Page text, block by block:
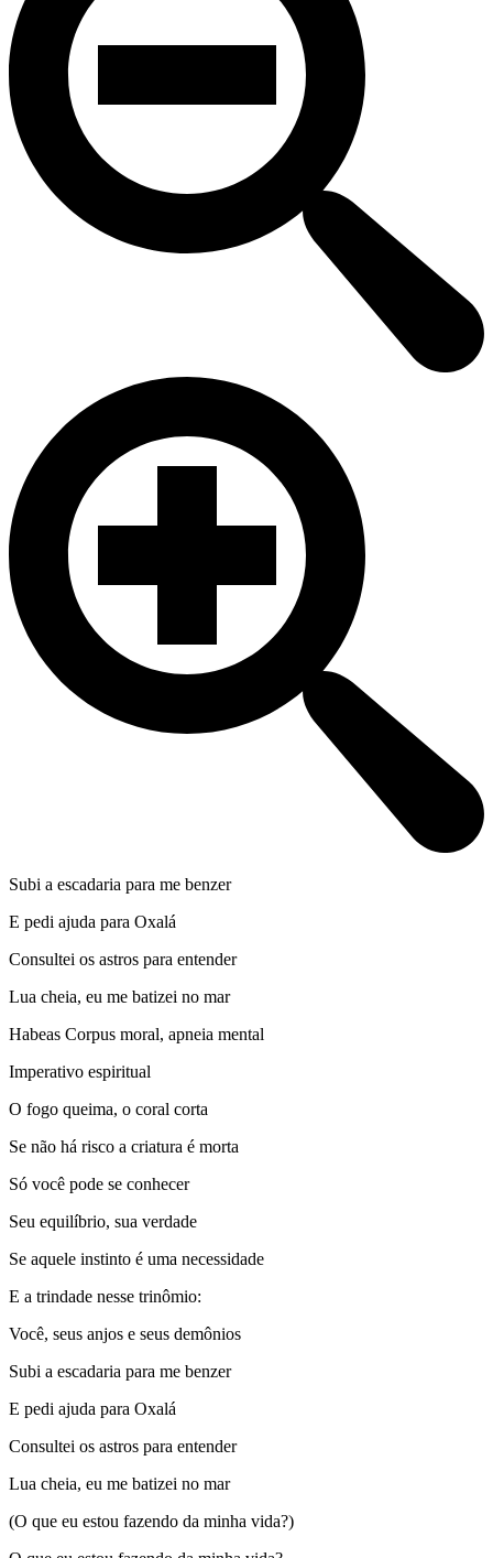
Subi a escadaria para me benzer
E pedi ajuda para Oxalá
Consultei os astros para entender
Lua cheia, eu me batizei no mar
Habeas Corpus moral, apneia mental
Imperativo espiritual
O fogo queima, o coral corta
Se não há risco a criatura é morta
Só você pode se conhecer
Seu equilíbrio, sua verdade
Se aquele instinto é uma necessidade
E a trindade nesse trinômio:
Você, seus anjos e seus demônios
Subi a escadaria para me benzer
E pedi ajuda para Oxalá
Consultei os astros para entender
Lua cheia, eu me batizei no mar
(O que eu estou fazendo da minha vida?)